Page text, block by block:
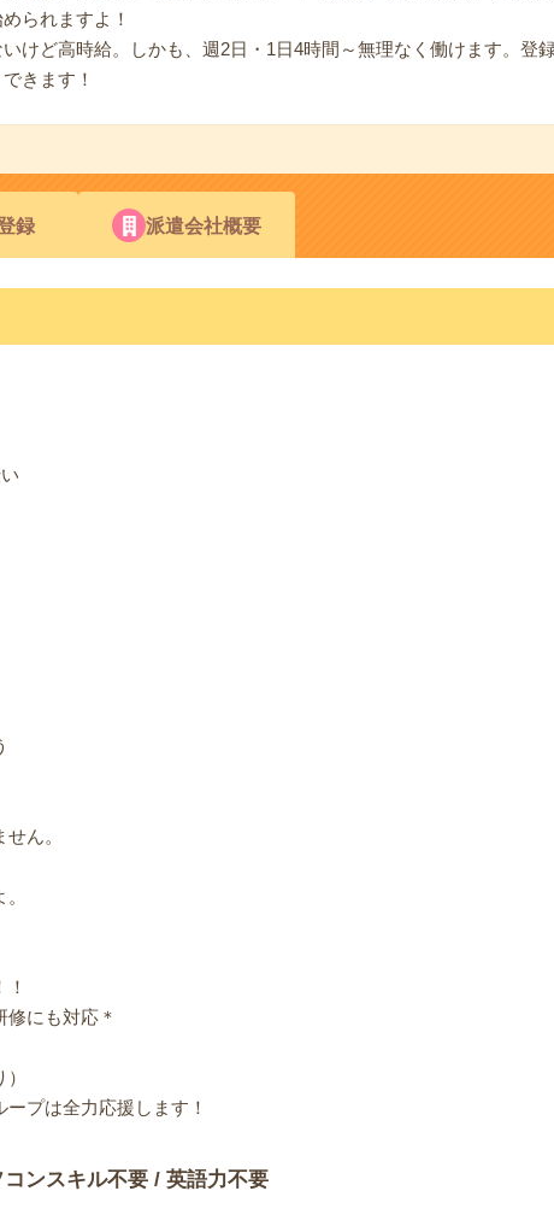
られますよ！
けど高時給。しかも、週2日・1日4時間～無理なく働けます。登
きます！
録 派遣会社概要
ん。
にも対応＊
プは全力応援します！
ンスキル不要 / 英語力不要